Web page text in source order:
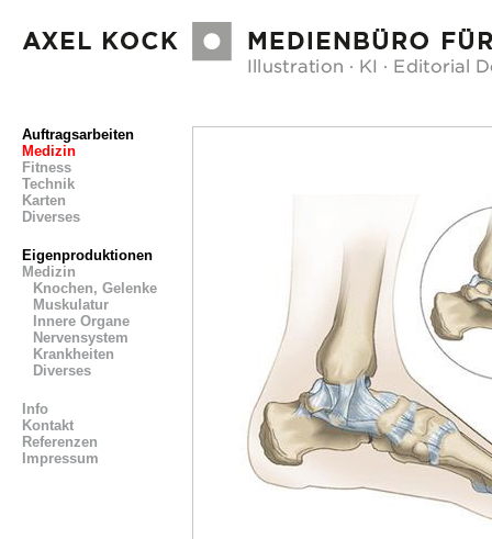
Auftragsarbeiten
Medizin
Fitness
Technik
Karten
Diverses
Eigenproduktionen
Medizin
Knochen, Gelenke
Muskulatur
Innere Organe
Nervensystem
Krankheiten
Diverses
Info
Kontakt
Referenzen
Impressum